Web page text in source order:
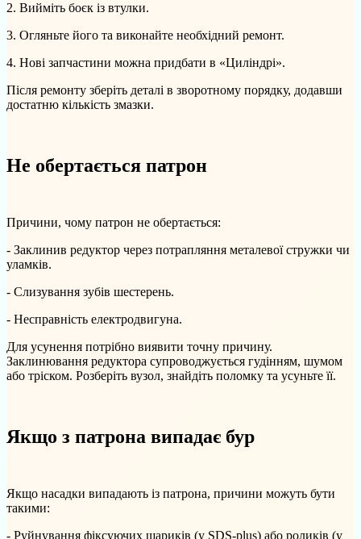
2. Вийміть боєк із втулки.
3. Огляньте його та виконайте необхідний ремонт.
4. Нові запчастини можна придбати в «Циліндрі».
Після ремонту зберіть деталі в зворотному порядку, додавши
достатню кількість змазки.
Не обертається патрон
Причини, чому патрон не обертається:
- Заклинив редуктор через потрапляння металевої стружки чи
уламків.
- Слизування зубів шестерень.
- Несправність електродвигуна.
Для усунення потрібно виявити точну причину.
Заклинювання редуктора супроводжується гудінням, шумом
або тріском. Розберіть вузол, знайдіть поломку та усуньте її.
Якщо з патрона випадає бур
Якщо насадки випадають із патрона, причини можуть бути
такими:
- Руйнування фіксуючих шариків (у SDS-plus) або роликів (у